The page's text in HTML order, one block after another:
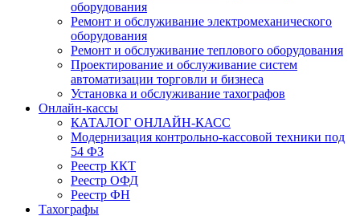
оборудования
Ремонт и обслуживание электромеханического
оборудования
Ремонт и обслуживание теплового оборудования
Проектирование и обслуживание систем
автоматизации торговли и бизнеса
Установка и обслуживание тахографов
Онлайн-кассы
КАТАЛОГ ОНЛАЙН-КАСС
Модернизация контрольно-кассовой техники под
54 ФЗ
Реестр ККТ
Реестр ОФД
Реестр ФН
Тахографы